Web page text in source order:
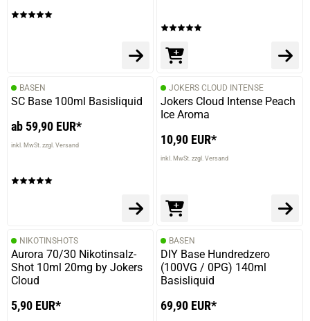
BASEN
SC Base 100ml Basisliquid
ab 59,90 EUR*
inkl. MwSt. zzgl. Versand
JOKERS CLOUD INTENSE
Jokers Cloud Intense Peach
Ice Aroma
10,90 EUR*
inkl. MwSt. zzgl. Versand
NIKOTINSHOTS
Aurora 70/30 Nikotinsalz-
Shot 10ml 20mg by Jokers
Cloud
5,90 EUR*
BASEN
DIY Base Hundredzero
(100VG / 0PG) 140ml
Basisliquid
69,90 EUR*